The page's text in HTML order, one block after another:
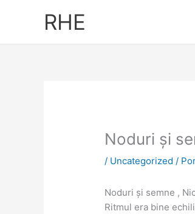
RHE
Noduri și
/ Uncategorized /
Noduri și semne ,
Ritmul era bine